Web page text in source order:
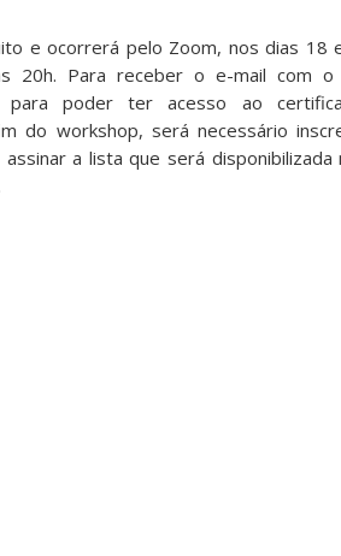
e ocorrerá pelo Zoom, nos dias 18
20h. Para receber o e-mail com o
poder ter acesso ao
do workshop, será necessário
a lista que será disponibilizada